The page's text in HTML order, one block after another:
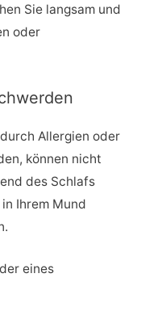
Sie langsam und
oder
Allergien oder
können nicht
des Schlafs
Ihrem Mund
eines